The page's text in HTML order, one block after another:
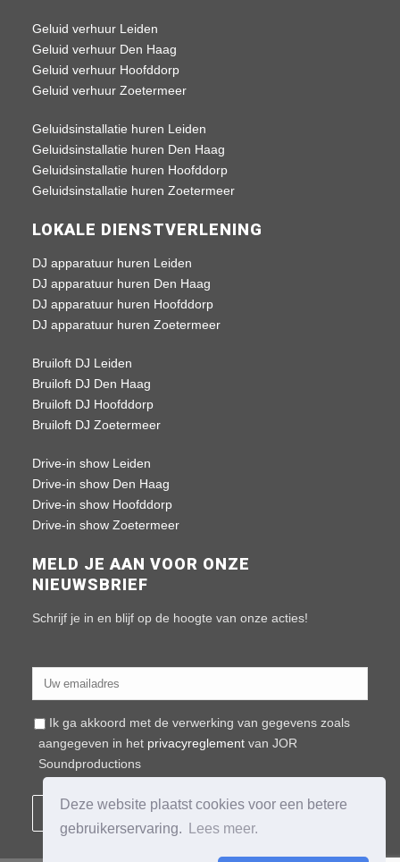
Deze website plaatst cookies voor een betere
gebruikerservaring.
Lees meer.
Geluid verhuur Leiden
Geluid verhuur Den Haag
Geluid verhuur Hoofddorp
Geluid verhuur Zoetermeer
Geluidsinstallatie huren Leiden
Geluidsinstallatie huren Den Haag
Geluidsinstallatie huren Hoofddorp
Geluidsinstallatie huren Zoetermeer
LOKALE DIENSTVERLENING
DJ apparatuur huren Leiden
DJ apparatuur huren Den Haag
DJ apparatuur huren Hoofddorp
DJ apparatuur huren Zoetermeer
Bruiloft DJ Leiden
Bruiloft DJ Den Haag
Bruiloft DJ Hoofddorp
Bruiloft DJ Zoetermeer
Drive-in show Leiden
Drive-in show Den Haag
Drive-in show Hoofddorp
Drive-in show Zoetermeer
MELD JE AAN VOOR ONZE
NIEUWSBRIEF
Schrijf je in en blijf op de hoogte van onze acties!
Ik ga akkoord met de verwerking van gegevens zoals
aangegeven in het privacyreglement van JOR
Soundproductions